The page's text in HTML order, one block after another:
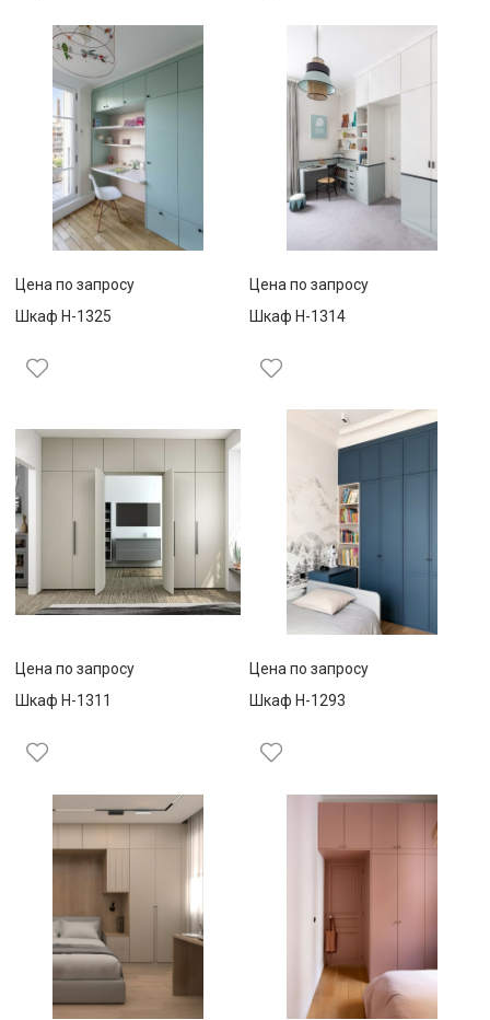
Цена по запросу
Шкаф Н-1325
Цена по запросу
Шкаф Н-1314
Цена по запросу
Шкаф Н-1311
Цена по запросу
Шкаф Н-1293